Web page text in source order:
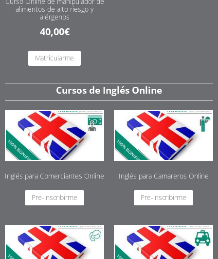
alimentos de alto riesgo y
alérgenos
40,00€
Matricularme
Cursos de Inglés Online
Inglés para Comerciantes Online
Pre-inscribirme
Inglés para Camareros Online
Pre-inscribirme